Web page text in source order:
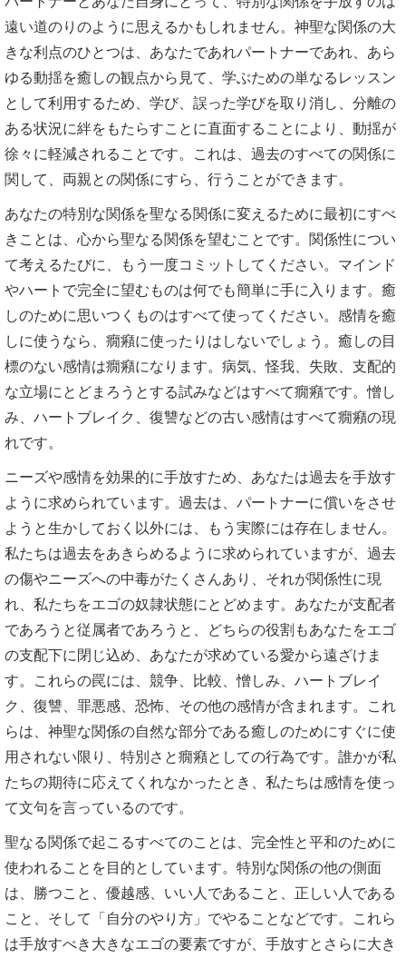
遠い道のりのように思えるかもしれません。神聖な関係の大
きな利点のひとつは、あなたであれパートナーであれ、あら
ゆる動揺を癒しの観点から見て、学ぶための単なるレッスン
として利用するため、学び、誤った学びを取り消し、分離の
ある状況に絆をもたらすことに直面することにより、動揺が
徐々に軽減されることです。これは、過去のすべての関係に
関して、両親との関係にすら、行うことができます。
あなたの特別な関係を聖なる関係に変えるために最初にすべ
きことは、心から聖なる関係を望むことです。関係性につい
て考えるたびに、もう一度コミットしてください。マインド
やハートで完全に望むものは何でも簡単に手に入ります。癒
しのために思いつくものはすべて使ってください。感情を癒
しに使うなら、癇癪に使ったりはしないでしょう。癒しの目
標のない感情は癇癪になります。病気、怪我、失敗、支配的
な立場にとどまろうとする試みなどはすべて癇癪です。憎し
み、ハートブレイク、復讐などの古い感情はすべて癇癪の現
れです。
ニーズや感情を効果的に手放すため、あなたは過去を手放す
ように求められています。過去は、パートナーに償いをさせ
ようと生かしておく以外には、もう実際には存在しません。
私たちは過去をあきらめるように求められていますが、過去
の傷やニーズへの中毒がたくさんあり、それが関係性に現
れ、私たちをエゴの奴隷状態にとどめます。あなたが支配者
であろうと従属者であろうと、どちらの役割もあなたをエゴ
の支配下に閉じ込め、あなたが求めている愛から遠ざけま
す。これらの罠には、競争、比較、憎しみ、ハートブレイ
ク、復讐、罪悪感、恐怖、その他の感情が含まれます。これ
らは、神聖な関係の自然な部分である癒しのためにすぐに使
用されない限り、特別さと癇癪としての行為です。誰かが私
たちの期待に応えてくれなかったとき、私たちは感情を使っ
て文句を言っているのです。
聖なる関係で起こるすべてのことは、完全性と平和のために
使われることを目的としています。特別な関係の他の側面
は、勝つこと、優越感、いい人であること、正しい人である
こと、そして「自分のやり方」でやることなどです。これら
は手放すべき大きなエゴの要素ですが、手放すとさらに大き